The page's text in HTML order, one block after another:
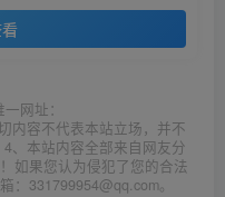
网址：
内容不代表本站立场，并不
、本站内容全部来自网友分
如果您认为侵犯了您的合法
331799954@qq.com。